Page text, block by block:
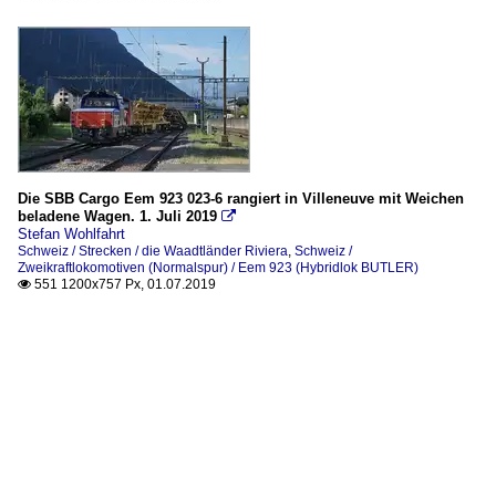
Die SBB Cargo Eem 923 023-6 rangiert in Villeneuve mit Weichen
beladene Wagen. 1. Juli 2019 
Stefan Wohlfahrt
Schweiz / Strecken / die Waadtländer Riviera Schweiz /
Zweikraftlokomotiven (Normalspur) / Eem 923 (Hybridlok BUTLER)
 551 1200x757 Px, 01.07.2019